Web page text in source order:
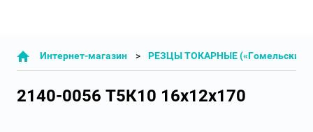
Интернет-магазин РЕЗЦЫ ТОКАРНЫЕ («Гомельский
2140-0056 Т5К10 16х12х170